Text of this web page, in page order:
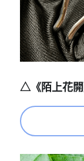
△《陌上花